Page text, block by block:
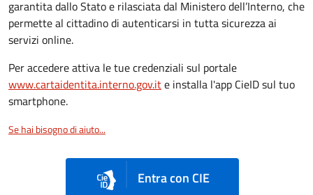
garantita dallo Stato e rilasciata dal Ministero dell’Interno, che
permette al cittadino di autenticarsi in tutta sicurezza ai
servizi online.
Per accedere attiva le tue credenziali sul portale
www.cartaidentita.interno.gov.ite installa l'app CieID sul tuo
smartphone.
Se hai bisogno di aiuto...
Entra con CIE